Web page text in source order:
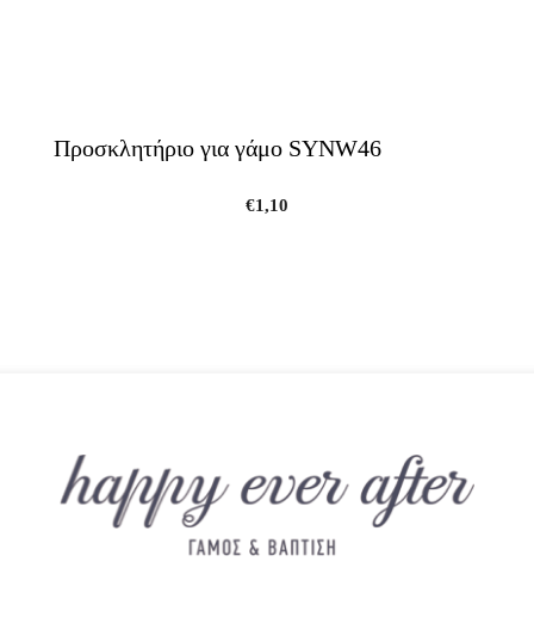
Προσκλητήριο για γάμο SYNW46
€1,10